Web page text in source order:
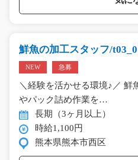
鮮魚の加工スタッフ/
NEW 急募
＼経験を活かせる環境♪／ 鮮
やパック詰め作業を…
長期（3ヶ月以上）
時給1,100円
熊本県熊本市西区